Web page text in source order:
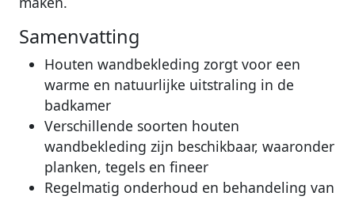
Samenvatting
Houten wandbekleding zorgt voor een
warme en natuurlijke uitstraling in de
badkamer
Verschillende soorten houten
wandbekleding zijn beschikbaar, waaronder
planken, tegels en fineer
Regelmatig onderhoud en behandeling van